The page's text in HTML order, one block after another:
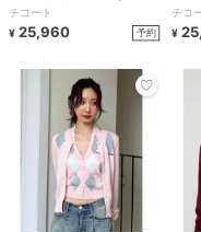
チコート
¥ 25,960 予約
チコ
¥